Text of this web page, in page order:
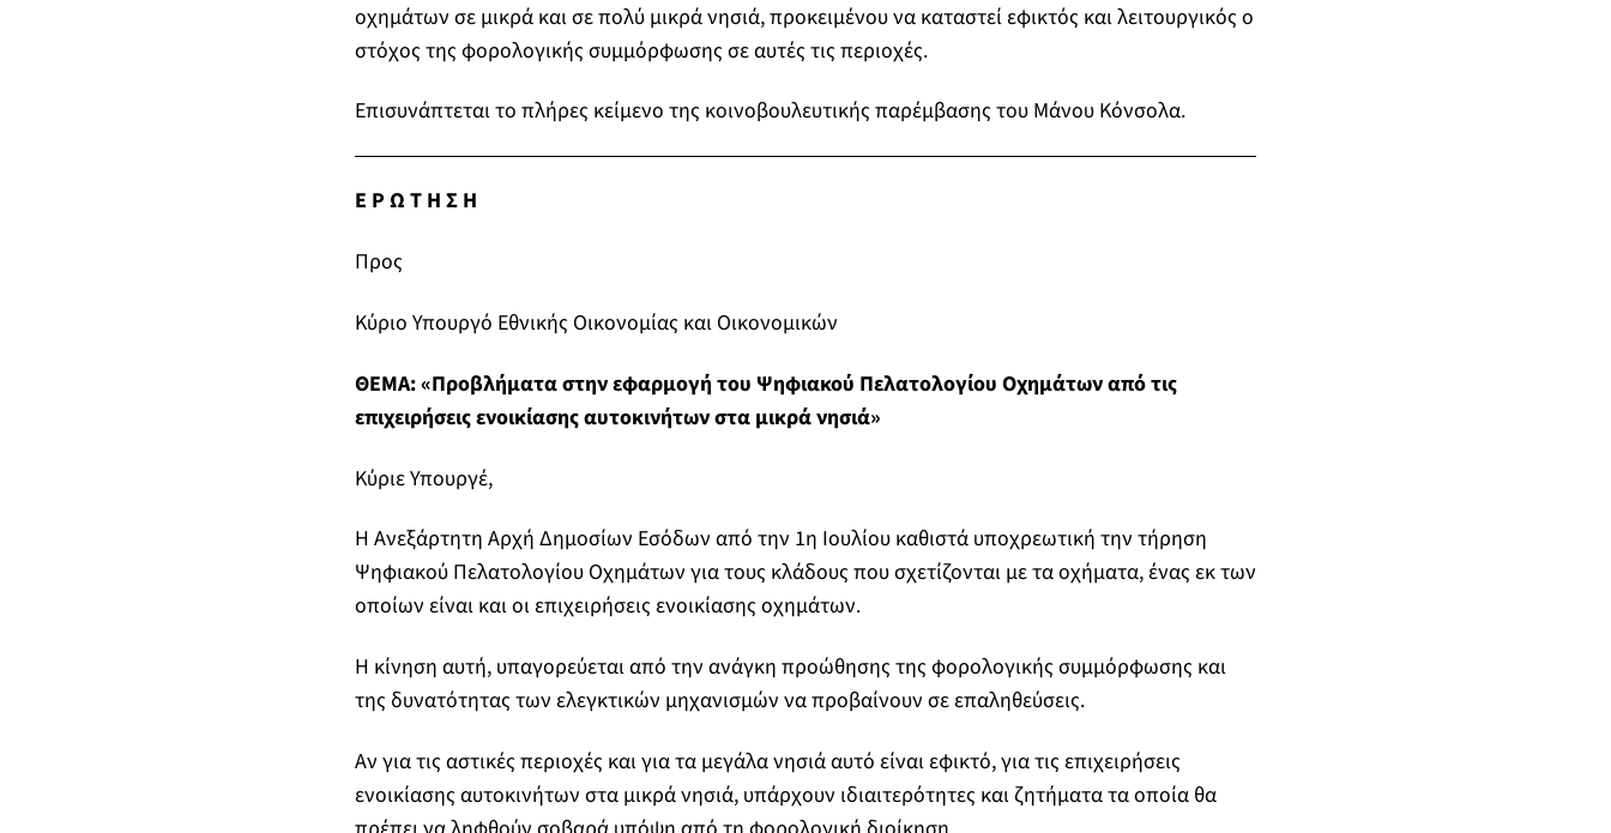
οχημάτων σε μικρά και σε πολύ μικρά νησιά, προκειμένου να καταστεί εφικτός και λειτουργικός ο
στόχος της φορολογικής συμμόρφωσης σε αυτές τις περιοχές.
Επισυνάπτεται το πλήρες κείμενο της κοινοβουλευτικής παρέμβασης του Μάνου Κόνσολα.
Ε Ρ Ω Τ Η Σ Η
Προς
Κύριο Υπουργό Εθνικής Οικονομίας και Οικονομικών
ΘΕΜΑ: «Προβλήματα στην εφαρμογή του Ψηφιακού Πελατολογίου Οχημάτων από τις
επιχειρήσεις ενοικίασης αυτοκινήτων στα μικρά νησιά»
Κύριε Υπουργέ,
Η Ανεξάρτητη Αρχή Δημοσίων Εσόδων από την 1η Ιουλίου καθιστά υποχρεωτική την τήρηση
Ψηφιακού Πελατολογίου Οχημάτων για τους κλάδους που σχετίζονται με τα οχήματα, ένας εκ των
οποίων είναι και οι επιχειρήσεις ενοικίασης οχημάτων.
Η κίνηση αυτή, υπαγορεύεται από την ανάγκη προώθησης της φορολογικής συμμόρφωσης και
της δυνατότητας των ελεγκτικών μηχανισμών να προβαίνουν σε επαληθεύσεις.
Αν για τις αστικές περιοχές και για τα μεγάλα νησιά αυτό είναι εφικτό, για τις επιχειρήσεις
ενοικίασης αυτοκινήτων στα μικρά νησιά, υπάρχουν ιδιαιτερότητες και ζητήματα τα οποία θα